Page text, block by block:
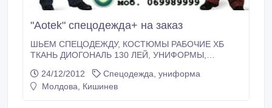
"Aotek" спецодежда+ на заказ
ШЬЕМ СПЕЦОДЕЖДУ, КОСТЮМЫ РАБОЧИЕ ХБ
ТКАНЬ ДИОГОНАЛЬ 130 ЛЕЙ, УНИФОРМЫ,
24/12/2012
Спецодежда, униформа
Молдова, Кишинев